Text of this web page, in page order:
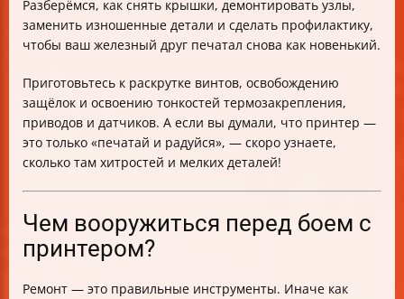
Разберёмся, как снять крышки, демонтировать узлы,
заменить изношенные детали и сделать профилактику,
чтобы ваш железный друг печатал снова как новенький.
Приготовьтесь к раскрутке винтов, освобождению
защёлок и освоению тонкостей термозакрепления,
приводов и датчиков. А если вы думали, что принтер —
это только «печатай и радуйся», — скоро узнаете,
сколько там хитростей и мелких деталей!
Чем вооружиться перед боем с
принтером?
Ремонт — это правильные инструменты. Иначе как